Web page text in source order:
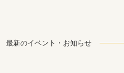
最新のイベント・お知らせ